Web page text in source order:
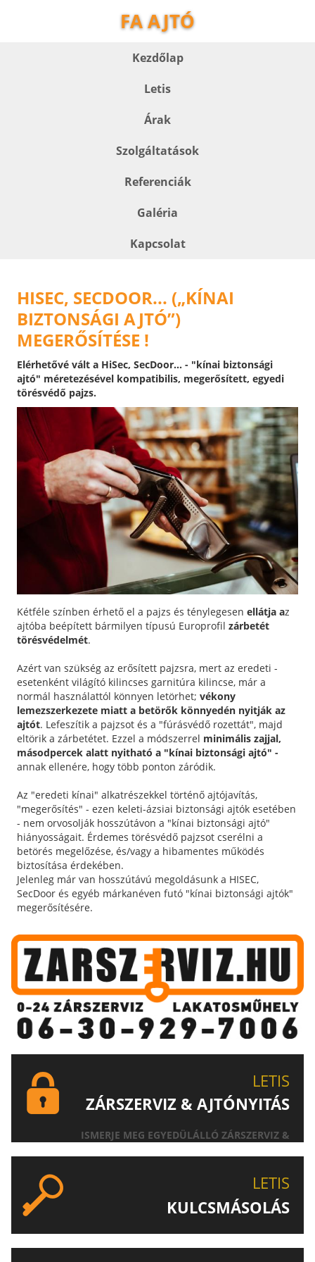
FA AJTÓ
Kezdőlap
Letis
Árak
Szolgáltatások
Referenciák
Galéria
Kapcsolat
HISEC, SECDOOR... („KÍNAI
BIZTONSÁGI AJTÓ”)
MEGERŐSÍTÉSE !
Elérhetővé vált a HiSec, SecDoor... - "kínai biztonsági
ajtó" méretezésével kompatibilis, megerősített, egyedi
törésvédő pajzs.
Kétféle színben érhető el a pajzs és ténylegesen ellátja az
ajtóba beépített bármilyen típusú Europrofil zárbetét
törésvédelmét.
Azért van szükség az erősített pajzsra, mert az eredeti -
esetenként világító kilincses garnitúra kilincse, már a
normál használattól könnyen letörhet; vékony
lemezszerkezete miatt a betörők könnyedén nyitják az
ajtót. Lefeszítik a pajzsot és a "fúrásvédő rozettát", majd
eltörik a zárbetétet. Ezzel a módszerrel minimális zajjal,
másodpercek alatt nyitható a "kínai biztonsági ajtó" -
annak ellenére, hogy több ponton záródik.
Az "eredeti kínai" alkatrészekkel történő ajtójavítás,
"megerősítés" - ezen keleti-ázsiai biztonsági ajtók esetében
- nem orvosolják hosszútávon a "kínai biztonsági ajtó"
hiányosságait. Érdemes törésvédő pajzsot cserélni a
betörés megelőzése, és/vagy a hibamentes működés
biztosítása érdekében.
Jelenleg már van hosszútávú megoldásunk a HISEC,
SecDoor és egyéb márkanéven futó "kínai biztonsági ajtók"
megerősítésére.
LETIS
ZÁRSZERVIZ & AJTÓNYITÁS
ISMERJE MEG EGYEDÜLÁLLÓ ZÁRSZERVIZ &
LETIS
KULCSMÁSOLÁS